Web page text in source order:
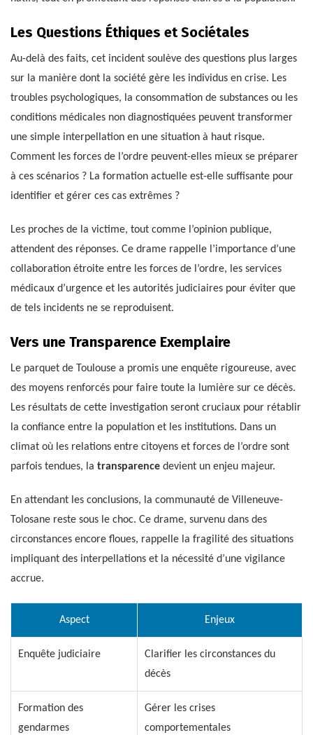
Les Questions Éthiques et Sociétales
Au-delà des faits, cet incident soulève des questions plus larges
sur la manière dont la société gère les individus en crise. Les
troubles psychologiques, la consommation de substances ou les
conditions médicales non diagnostiquées peuvent transformer
une simple interpellation en une situation à haut risque.
Comment les forces de l’ordre peuvent-elles mieux se préparer
à ces scénarios ? La formation actuelle est-elle suffisante pour
identifier et gérer ces cas extrêmes ?
Les proches de la victime, tout comme l’opinion publique,
attendent des réponses. Ce drame rappelle l’importance d’une
collaboration étroite entre les forces de l’ordre, les services
médicaux d’urgence et les autorités judiciaires pour éviter que
de tels incidents ne se reproduisent.
Vers une Transparence Exemplaire
Le parquet de Toulouse a promis une enquête rigoureuse, avec
des moyens renforcés pour faire toute la lumière sur ce décès.
Les résultats de cette investigation seront cruciaux pour rétablir
la confiance entre la population et les institutions. Dans un
climat où les relations entre citoyens et forces de l’ordre sont
parfois tendues, la transparence devient un enjeu majeur.
En attendant les conclusions, la communauté de Villeneuve-
Tolosane reste sous le choc. Ce drame, survenu dans des
circonstances encore floues, rappelle la fragilité des situations
impliquant des interpellations et la nécessité d’une vigilance
accrue.
Aspect Enjeux
Enquête judiciaire
Clarifier les circonstances du
décès
Formation des
gendarmes
Gérer les crises
comportementales